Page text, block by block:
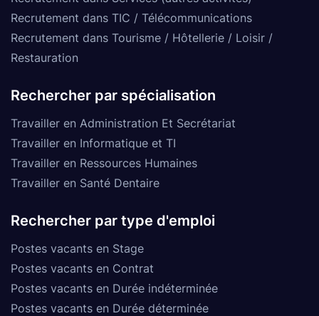
Recrutement dans TIC / Télécommunications
Recrutement dans Tourisme / Hôtellerie / Loisir /
Restauration
Rechercher par spécialisation
Travailler en Administration Et Secrétariat
Travailler en Informatique et TI
Travailler en Ressources Humaines
Travailler en Santé Dentaire
Rechercher par type d'emploi
Postes vacants en Stage
Postes vacants en Contrat
Postes vacants en Durée indéterminée
Postes vacants en Durée déterminée